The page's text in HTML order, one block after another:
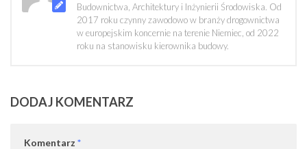
Budownictwa, Architektury i Inżynierii Środowiska. Od
2017 roku czynny zawodowo w branży drogownictwa
w europejskim koncernie na terenie Niemiec, od 2022
roku na stanowisku kierownika budowy.
DODAJ KOMENTARZ
Komentarz *